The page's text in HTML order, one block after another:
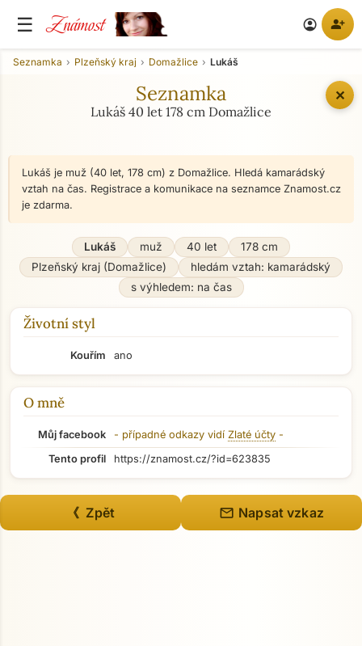
☰ Známost account_circle person_add
✕
Seznamka Plzeňský kraj Domažlice Lukáš
Seznamka
Lukáš 40 let 178 cm Domažlice
Lukáš je muž (40 let, 178 cm) z Domažlice. Hledá kamarádský
vztah na čas. Registrace a komunikace na seznamce Znamost.cz
je zdarma.
Lukáš muž 40 let
178 cm
Plzeňský kraj (Domažlice)
hledám vztah: kamarádský
s výhledem: na čas
Životní styl
Kouřím ano
O mně
Můj facebook - případné odkazy vidí Zlaté účty -
Tento profil
https://znamost.cz/?id=623835
《 Zpět mail Napsat vzkaz